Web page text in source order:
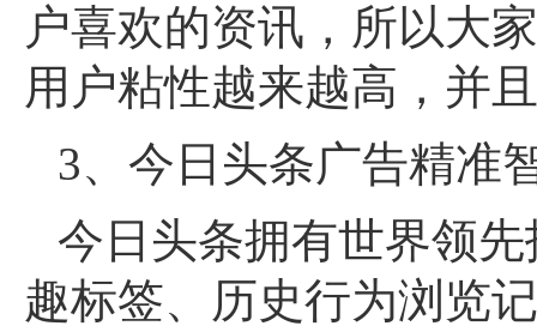
户喜欢的资讯，所以大
用户粘性越来越高，并
3、今日头条广告精准
今日头条拥有世界领
趣标签、历史行为浏览